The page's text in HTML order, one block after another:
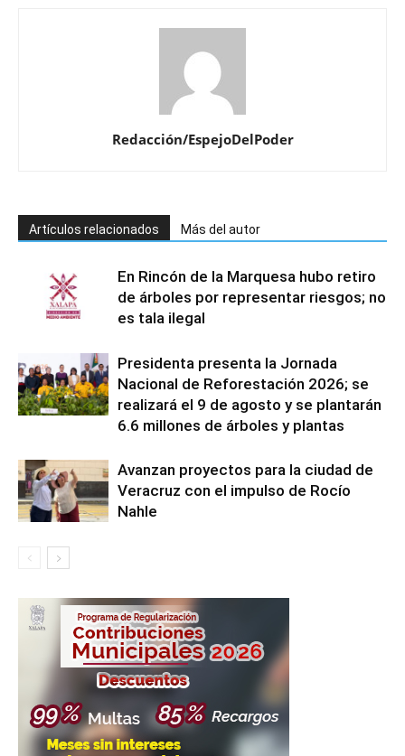
Redacción/EspejoDelPoder
Artículos relacionados Más del autor
En Rincón de la Marquesa hubo retiro
de árboles por representar riesgos; no
es tala ilegal
Presidenta presenta la Jornada
Nacional de Reforestación 2026; se
realizará el 9 de agosto y se plantarán
6.6 millones de árboles y plantas
Avanzan proyectos para la ciudad de
Veracruz con el impulso de Rocío
Nahle